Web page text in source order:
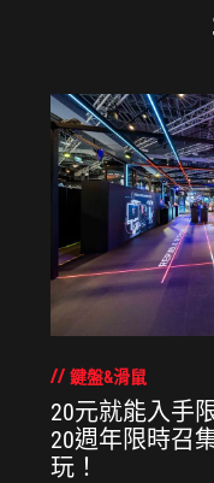
鍵盤&滑鼠
20元就能入手
20週年限時召
玩！